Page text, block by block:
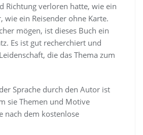
Richtung verloren hatte, wie ein
wie ein Reisender ohne Karte.
mögen, ist dieses Buch ein
Es ist gut recherchiert und
die das Thema zum
Sprache durch den Autor ist
sie Themen und Motive
nach dem kostenlose